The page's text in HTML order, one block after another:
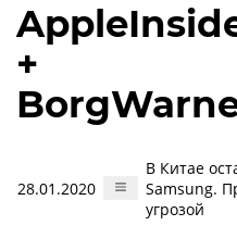
+
28.01.2020
В Китае
Samsung.
угрозой